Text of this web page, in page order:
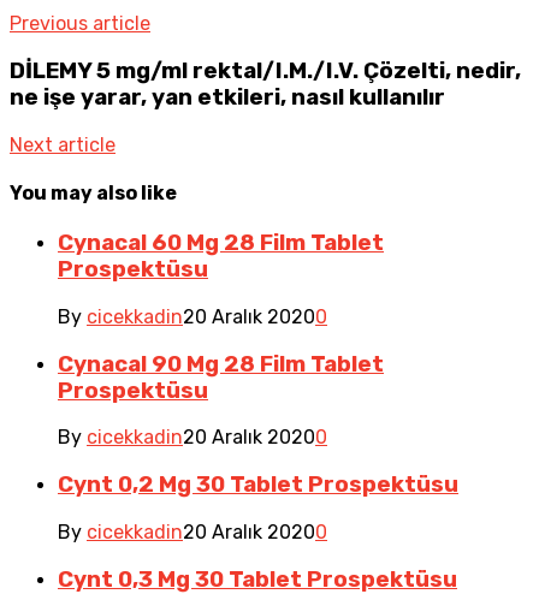
Previous article
DİLEMY 5 mg/ml rektal/I.M./I.V. Çözelti, nedir,
ne işe yarar, yan etkileri, nasıl kullanılır
Next article
You may also like
Cynacal 60 Mg 28 Film Tablet
Prospektüsu
By cicekkadin20 Aralık 20200
Cynacal 90 Mg 28 Film Tablet
Prospektüsu
By cicekkadin20 Aralık 20200
Cynt 0,2 Mg 30 Tablet Prospektüsu
By cicekkadin20 Aralık 20200
Cynt 0,3 Mg 30 Tablet Prospektüsu